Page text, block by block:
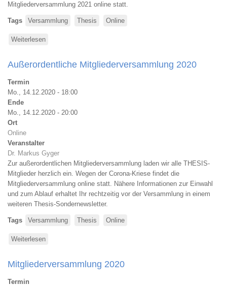
Mitgliederversammlung 2021 online statt.
Tags Versammlung Thesis Online
Weiterlesen
Mitgliederversammlung
2021
Außerordentliche Mitgliederversammlung 2020
Termin
Mo., 14.12.2020 - 18:00
Ende
Mo., 14.12.2020 - 20:00
Ort
Online
Veranstalter
Dr. Markus Gyger
Zur außerordentlichen Mitgliederversammlung laden wir alle THESIS-
Mitglieder herzlich ein. Wegen der Corona-Kriese findet die
Mitgliederversammlung online statt. Nähere Informationen zur Einwahl
und zum Ablauf erhaltet Ihr rechtzeitig vor der Versammlung in einem
weiteren Thesis-Sondernewsletter.
Tags Versammlung Thesis Online
Weiterlesen
Mitgliederversammlung
2020
Mitgliederversammlung 2020
Termin